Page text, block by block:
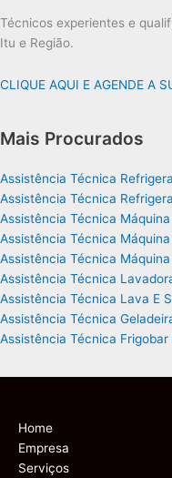
Técnicos experientes e
Itu e Região.
CLIQUE AQUI E AGENDE A
Mais Procurados
Assistência Técnica
Assistência Técnica
Assistência Técnica
Assistência Técnica
Assistência Técnica
Assistência Técnica
Assistência Técnica Lava E
Assistência Técnica
Assistência Técnica Frigobar
Home
Empresa
Serviços